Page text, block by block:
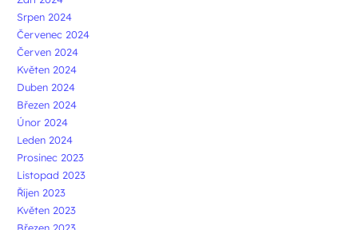
Srpen 2024
Červenec 2024
Červen 2024
Květen 2024
Duben 2024
Březen 2024
Únor 2024
Leden 2024
Prosinec 2023
Listopad 2023
Říjen 2023
Květen 2023
Březen 2023